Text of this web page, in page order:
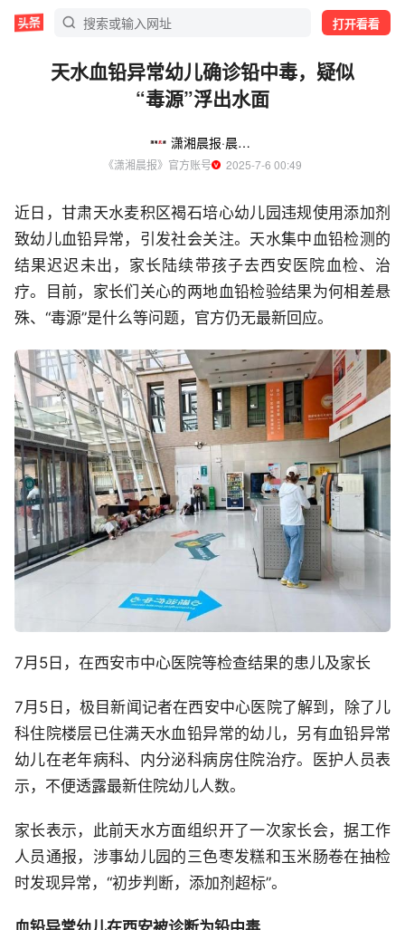
打开看看
天水血铅异常幼儿确诊铅中毒，疑似
“毒源”浮出水面
潇湘晨报·晨视频
《潇湘晨报》官方账号
  2025-7-6 00:49
近日，甘肃天水麦积区褐石培心幼儿园违规使用添加剂
致幼儿血铅异常，引发社会关注。天水集中血铅检测的
结果迟迟未出，家长陆续带孩子去西安医院血检、治
疗。目前，家长们关心的两地血铅检验结果为何相差悬
殊、“毒源”是什么等问题，官方仍无最新回应。
7月5日，在西安市中心医院等检查结果的患儿及家长
7月5日，极目新闻记者在西安中心医院了解到，除了儿
科住院楼层已住满天水血铅异常的幼儿，另有血铅异常
幼儿在老年病科、内分泌科病房住院治疗。医护人员表
示，不便透露最新住院幼儿人数。
家长表示，此前天水方面组织开了一次家长会，据工作
人员通报，涉事幼儿园的三色枣发糕和玉米肠卷在抽检
时发现异常，“初步判断，添加剂超标”。